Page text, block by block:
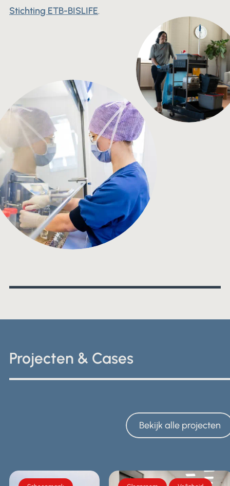
Stichting ETB-BISLIFE.
Projecten & Cases
Bekijk alle projecten
Bekijk alle projecten